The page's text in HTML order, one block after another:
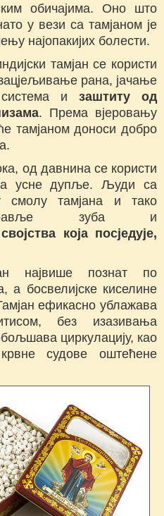
обичајима. Оно што
у вези са тамјаном је
најопакијих болести.
тамјан се користи
рана, јачање
система и заштиту од
. Према вјеровању
тамјаном доноси добро
од давнина се користи
усне дупље. Људи са
смолу тамјана и тако
зуба и
која посједује,
највише познат по
а босвелијске киселине
ефикасно ублажава
без изазивања
циркулацију, као
судове оштећене